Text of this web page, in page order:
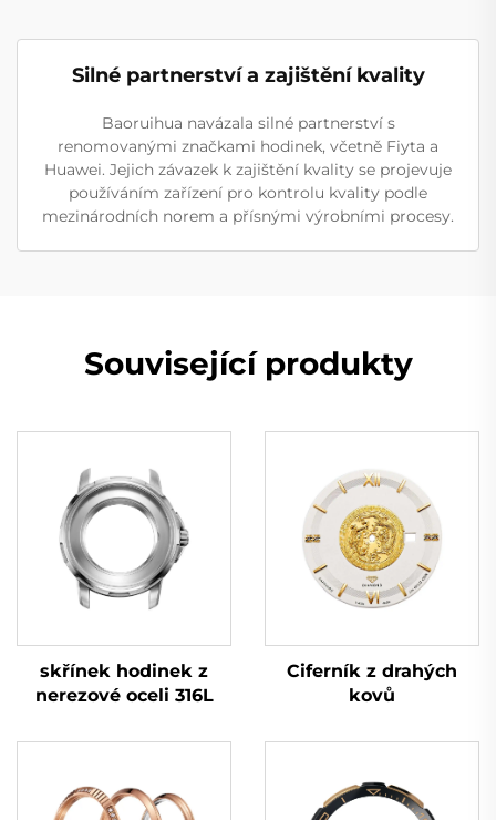
Silné partnerství a zajištění kvality
Baoruihua navázala silné partnerství s
renomovanými značkami hodinek, včetně Fiyta a
Huawei. Jejich závazek k zajištění kvality se projevuje
používáním zařízení pro kontrolu kvality podle
mezinárodních norem a přísnými výrobními procesy.
Související produkty
skřínek hodinek z
nerezové oceli 316L
Ciferník z drahých
kovů